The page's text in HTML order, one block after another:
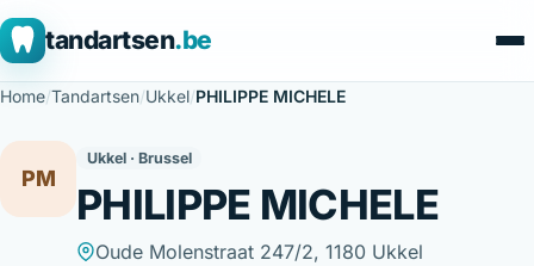
tandartsen.be
Home/Tandartsen/Ukkel/PHILIPPE MICHELE
PM
Ukkel · Brussel
PHILIPPE MICHELE
Oude Molenstraat 247/2, 1180 Ukkel